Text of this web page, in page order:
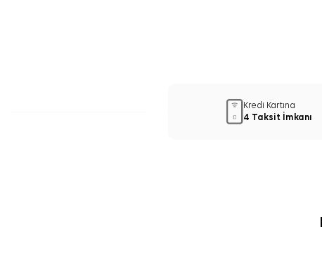
Kredi Kartına
4 Taksit İmkanı